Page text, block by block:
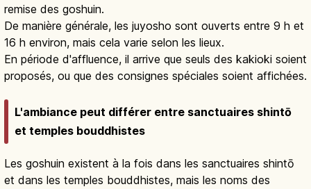
remise des goshuin.
De manière générale, les juyosho sont ouverts entre 9 h et
16 h environ, mais cela varie selon les lieux.
En période d'affluence, il arrive que seuls des kakioki soient
proposés, ou que des consignes spéciales soient affichées.
L'ambiance peut différer entre sanctuaires shintō
et temples bouddhistes
Les goshuin existent à la fois dans les sanctuaires shintō
et dans les temples bouddhistes, mais les noms des